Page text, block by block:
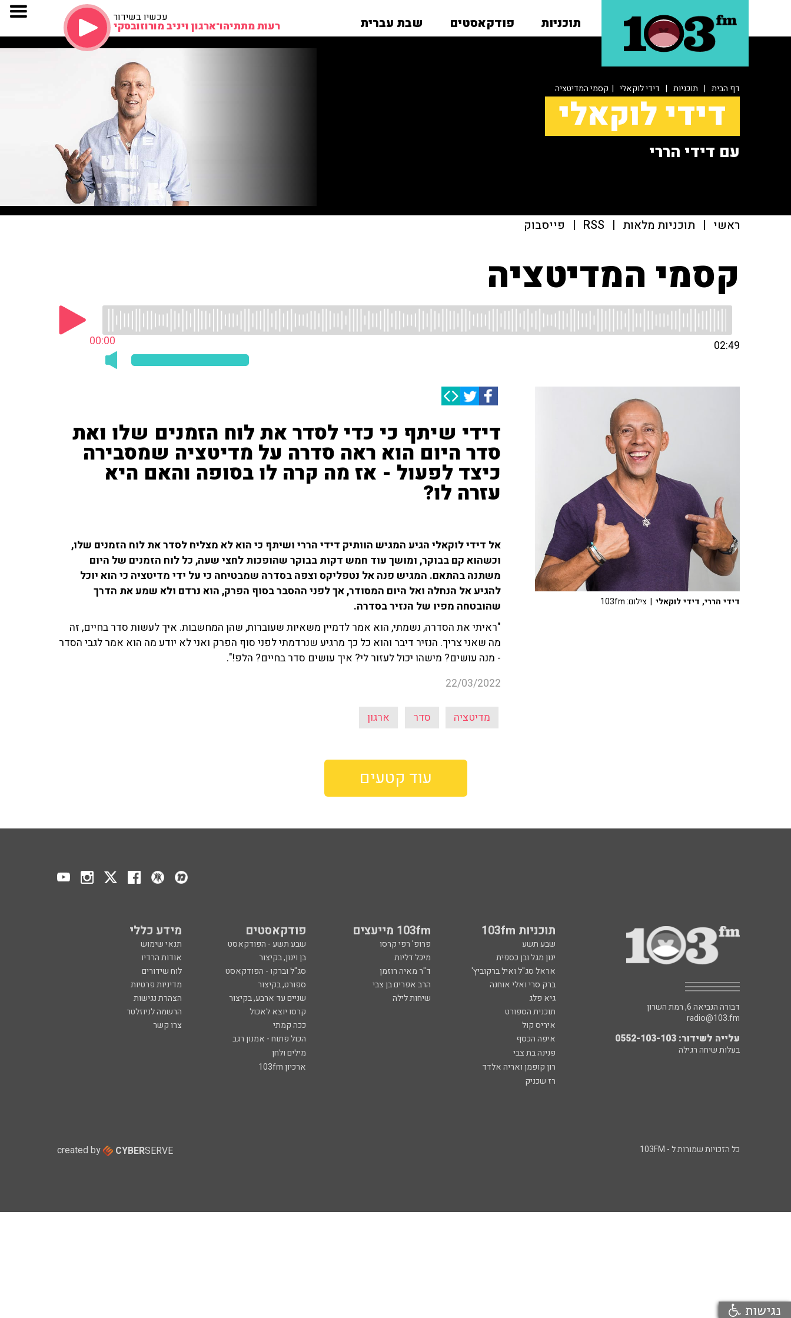
תוכניות פודקאסטים שבת עברית עכשיו בשידור
רעות מתתיהו־ארגון ויניב מורוזובסקי
דף הבית | תוכניות | דידי לוקאלי | קסמי המדיטציה
דידי לוקאלי
עם דידי הררי
ראשי | תוכניות מלאות |
RSS
| פייסבוק
קסמי המדיטציה
00:00 02:49
דידי שיתף כי כדי לסדר את לוח הזמנים שלו ואת
סדר היום הוא ראה סדרה על מדיטציה שמסבירה
כיצד לפעול - אז מה קרה לו בסופה והאם היא
עזרה לו?
אל דידי לוקאלי הגיע המגיש הוותיק דידי הררי ושיתף כי הוא לא מצליח לסדר את לוח הזמנים שלו,
וכשהוא קם בבוקר, ומושך עוד חמש דקות בבוקר שהופכות לחצי שעה, כל לוח הזמנים של היום
משתנה בהתאם. המגיש פנה אל נטפליקס וצפה בסדרה שמבטיחה כי על ידי מדיטציה כי הוא יוכל
להגיע אל הנחלה ואל היום המסודר, אך לפני ההסבר בסוף הפרק, הוא נרדם ולא שמע את הדרך
שהובטחה מפיו של הנזיר בסדרה.
"ראיתי את הסדרה, נשמתי, הוא אמר לדמיין משאיות שעוברות, שהן המחשבות. איך לעשות סדר בחיים, זה
מה שאני צריך. הנזיר דיבר והוא כל כך מרגיע שנרדמתי לפני סוף הפרק ואני לא יודע מה הוא אמר לגבי הסדר
- מנה עושים? מישהו יכול לעזור לי? איך עושים סדר בחיים? הלפ!".
22/03/2022
מדיטציה סדר ארגון
דידי הררי, דידי לוקאלי | צילום: 103fm
עוד קטעים
תוכניות 103fm 103fm מייעצים פודקאסטים מידע כללי
שבע תשע פרופ' רפי קרסו שבע תשע - הפודקאסט
תנאי שימוש
ינון מגל ובן כספית
מיכל דליות בן וינון, בקיצור
אודות הרדיו
אראל סג"ל ואיל ברקוביץ'
ד"ר מאיה רוזמן סג"ל וברקו - הפודקאסט
לוח שידורים
ברק סרי ואלי אוחנה
הרב אפרים בן צבי ספורט, בקיצור
מדיניות פרטיות
גיא פלג
שיחות לילה שניים עד ארבע, בקיצור
הצהרת נגישות
תוכנית הספורט
קרסו יוצא לאכול
הרשמה לניוזלטר
איריס קול
ככה קמתי
צרו קשר
איפה הכסף
הכול פתוח - אמנון רגב
פנינה בת צבי
מילים ולחן
רון קופמן ואריה אלדד
ארכיון 103fm
רז שכניק
דבורה הנביאה 6, רמת השרון
radio@103.fm
עלייה לשידור: 0552-103-103
בעלות שיחה רגילה
כל הזכויות שמורות ל - 103FM created by CYBERSERVE
נגישות